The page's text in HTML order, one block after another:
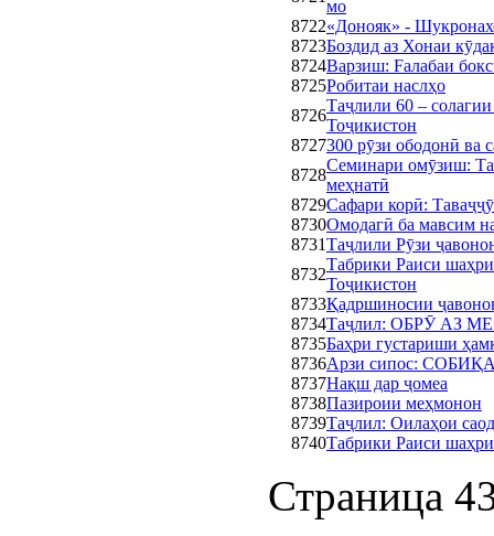
мо
8722«Донояк» -
8723Боздид аз Хонаи
8724Варзиш: Fалабаи
8725Робитаи наслҳо
8726
Таҷлили 60 –
Тоҷикистон
8727300 рӯзи ободонӣ ва
8728
Семинари омӯзиш:
меҳнатӣ
8729Сафари корӣ:
8730Омодагӣ ба мавсим
8731Таҷлили Рӯзи
8732
Табрики Раиси
Тоҷикистон
8733Қадршиносии
8734Таҷлил: ОБРӮ АЗ
8735Баҳри густариши
8736Арзи сипос:
8737Нақш дар ҷомеа
8738Пазироии меҳмонон
8739Таҷлил: Оилаҳои
8740Табрики Раиси
Страница